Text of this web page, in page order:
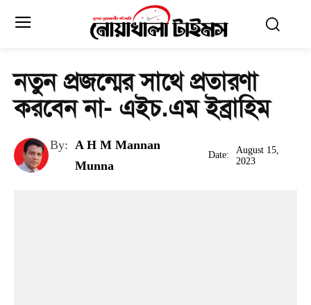
নতুন প্রজন্মের সাথে প্রতারণা
করবেন না- এইচ.এম ইব্রাহিম
By: A H M Mannan
Munna
Date:
August 15,
2023